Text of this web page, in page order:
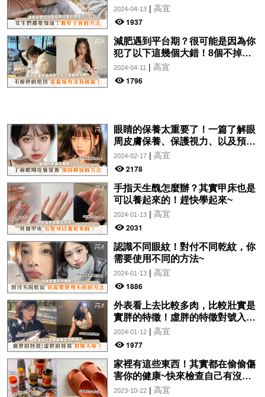
法，女生們都要知道！
2024-04-13| 高宜
1937
減肥遇到平台期？很可能是因為你
犯了以下這幾個大錯！8個不掉秤
的原因，看看你有沒有踩雷！
2024-04-11 | 高宜
1796
眼睛的保養太重要了！一篇了解眼
周皮膚保養、保護視力、以及預防
眼紋的方法~
2024-02-17| 高宜
2178
手指天生醜怎麼辦？其實甲床也是
可以養起來的！趕快學起來~
2024-01-13| 高宜
2031
認識不同眼紋！對付不同乾紋，你
需要使用不同的方法~
2024-01-13| 高宜
1886
外表看上去比較多肉，比較壯實是
實胖的特徵！虛胖的特徵對號入
座！
2024-01-12| 高宜
1977
家裡有這些東西！其實都在偷偷傷
害你的健康~快來檢查自己有沒有
犯吧！
2023-10-22| 高宜